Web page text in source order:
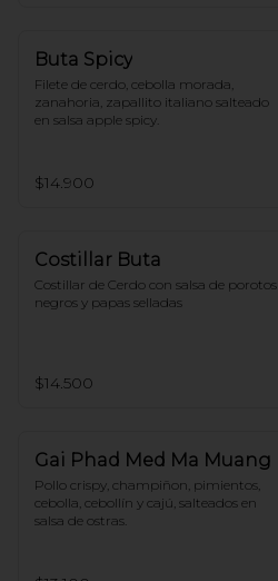
Buta Spicy
Filete de cerdo, cebolla morada,
zanahoria, zapallito italiano salteado
en salsa apple spicy.
$14.900
Costillar Buta
Costillar de Cerdo con salsa de porotos
negros y papas selladas
$14.500
Gai Phad Med Ma Muang
Pollo crispy, champiñon, pimientos,
cebolla, cebollín y cajú, salteados en
salsa de ostras.